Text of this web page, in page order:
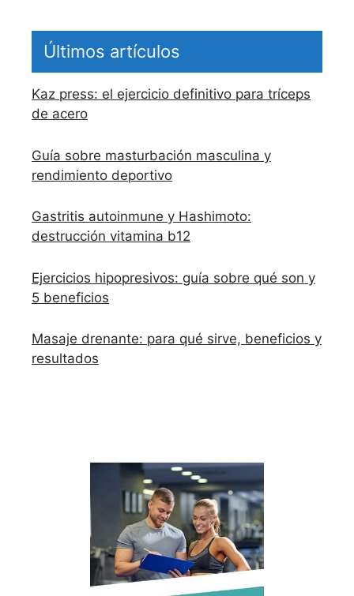
Últimos artículos
Kaz press: el ejercicio definitivo para tríceps
de acero
Guía sobre masturbación masculina y
rendimiento deportivo
Gastritis autoinmune y Hashimoto:
destrucción vitamina b12
Ejercicios hipopresivos: guía sobre qué son y
5 beneficios
Masaje drenante: para qué sirve, beneficios y
resultados